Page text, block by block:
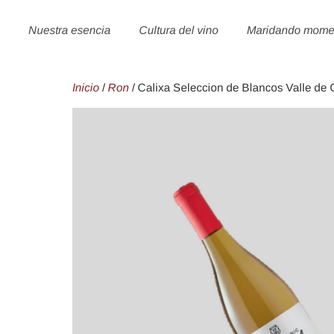
Nuestra esencia Cultura del vino Maridando
Inicio /Ron / Calixa Seleccion de Blancos Valle de